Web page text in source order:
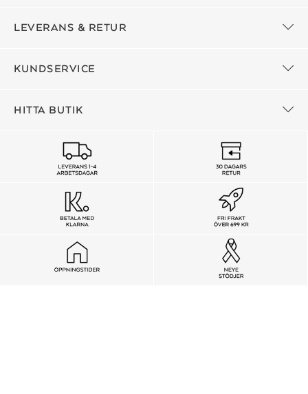
LEVERANS & RETUR
KUNDSERVICE
HITTA BUTIK